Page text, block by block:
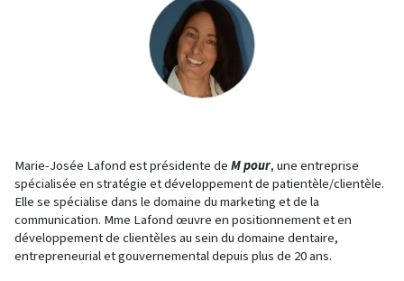
Marie-Josée Lafond est présidente de M pour, une entreprise
spécialisée en stratégie et développement de patientèle/clientèle.
Elle se spécialise dans le domaine du marketing et de la
communication. Mme Lafond œuvre en positionnement et en
développement de clientèles au sein du domaine dentaire,
entrepreneurial et gouvernemental depuis plus de 20 ans.